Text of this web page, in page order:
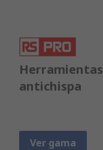
Herramientas
antichispa
Ver gama